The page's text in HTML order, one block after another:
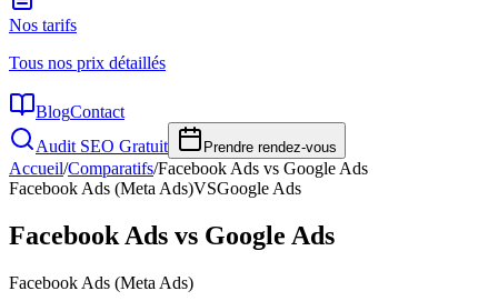
Nos tarifs
Tous nos prix détaillés
BlogContact
Audit SEO Gratuit
Prendre rendez-vous
Accueil/Comparatifs/Facebook Ads vs Google Ads
Facebook Ads (Meta Ads)VSGoogle Ads
Facebook Ads vs Google Ads
Facebook Ads (Meta Ads)